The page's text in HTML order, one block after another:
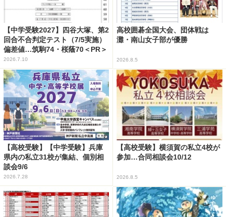
【中学受験2027】四谷大塚、第2
回合不合判定テスト（7/5実施）
偏差値…筑駒74・桜蔭70＜PR＞
2026.7.10
高校囲碁全国大会、団体戦は
灘・南山女子部が優勝
2026.8.5
【高校受験】【中学受験】兵庫
県内の私立31校が集結、個別相
談会9/6
2026.7.28
【高校受験】横須賀の私立4校が
参加…合同相談会10/12
2026.8.5